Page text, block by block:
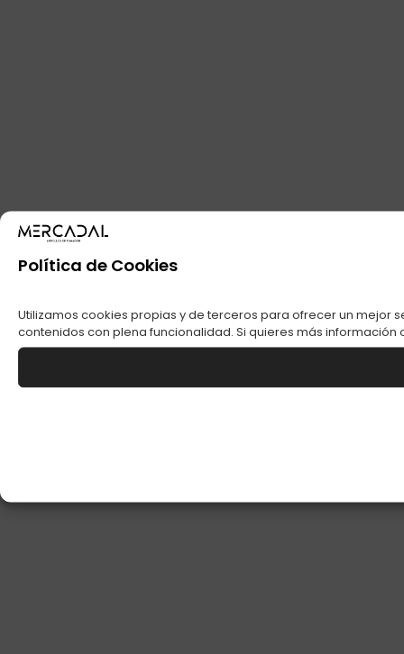
Política de Cookies
Utilizamos cookies propias y de terceros para ofrecer un mejor
contenidos con plena funcionalidad. Si quieres más